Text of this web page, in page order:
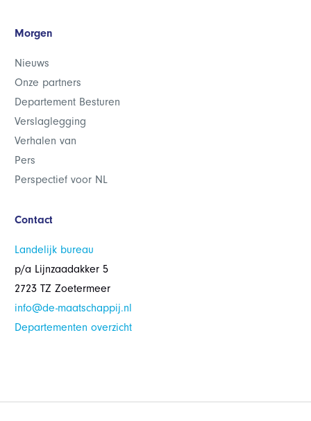
Morgen
Nieuws
Onze partners
Departement Besturen
Verslaglegging
Verhalen van
Pers
Perspectief voor NL
Contact
Landelijk bureau
p/a Lijnzaadakker 5
2723 TZ Zoetermeer
info@de-maatschappij.nl
Departementen overzicht